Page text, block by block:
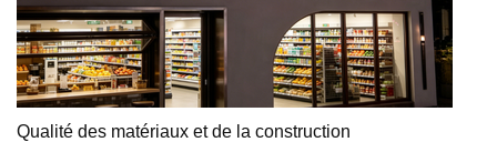
Qualité des matériaux et de la construction